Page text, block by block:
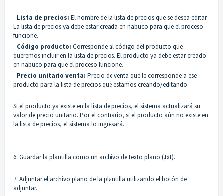
- Lista de precios: El nombre de la lista de precios que se desea editar.
La lista de precios ya debe estar creada en nabuco para que el proceso
funcione.
- Código producto: Corresponde al código del producto que
queremos incluir en la lista de precios. El producto ya debe estar creado
en nabuco para que el proceso funcione.
- Precio unitario venta: Precio de venta que le corresponde a ese
producto para la lista de precios que estamos creando/editando.
Si el producto ya existe en la lista de precios, el sistema actualizará su
valor de precio unitario. Por el contrario, si el producto aún no existe en
la lista de precios, el sistema lo ingresará.
6. Guardar la plantilla como un archivo de texto plano (.txt).
7. Adjuntar el archivo plano de la plantilla utilizando el botón de
adjuntar.